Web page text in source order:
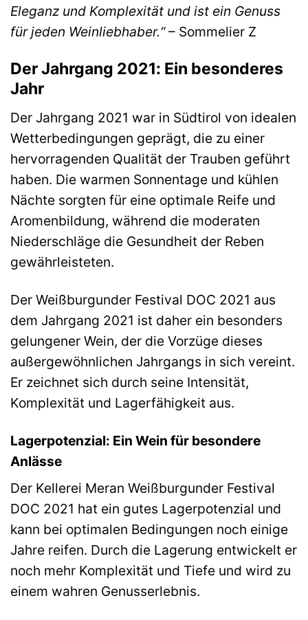
Eleganz und Komplexität und ist ein Genuss
für jeden Weinliebhaber.“– Sommelier Z
Der Jahrgang 2021: Ein besonderes
Jahr
Der Jahrgang 2021 war in Südtirol von idealen
Wetterbedingungen geprägt, die zu einer
hervorragenden Qualität der Trauben geführt
haben. Die warmen Sonnentage und kühlen
Nächte sorgten für eine optimale Reife und
Aromenbildung, während die moderaten
Niederschläge die Gesundheit der Reben
gewährleisteten.
Der Weißburgunder Festival DOC 2021 aus
dem Jahrgang 2021 ist daher ein besonders
gelungener Wein, der die Vorzüge dieses
außergewöhnlichen Jahrgangs in sich vereint.
Er zeichnet sich durch seine Intensität,
Komplexität und Lagerfähigkeit aus.
Lagerpotenzial: Ein Wein für besondere
Anlässe
Der Kellerei Meran Weißburgunder Festival
DOC 2021 hat ein gutes Lagerpotenzial und
kann bei optimalen Bedingungen noch einige
Jahre reifen. Durch die Lagerung entwickelt er
noch mehr Komplexität und Tiefe und wird zu
einem wahren Genusserlebnis.